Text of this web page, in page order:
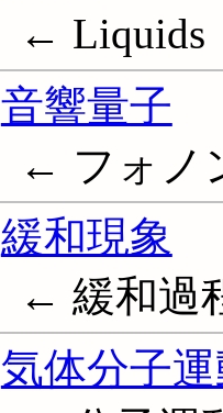
← Liquids
音響量子
← フォノ
緩和現象
← 緩和過
気体分子